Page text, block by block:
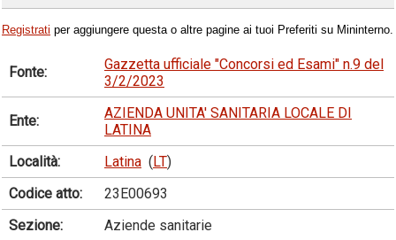
Registrati per aggiungere questa o altre pagine ai tuoi Preferiti su Mininterno.
Fonte:
Gazzetta ufficiale "Concorsi ed Esami" n.9 del
3/2/2023
Ente:
AZIENDA UNITA' SANITARIA LOCALE DI
LATINA
Località:
Latina (LT)
Codice atto:
23E00693
Sezione:
Aziende sanitarie